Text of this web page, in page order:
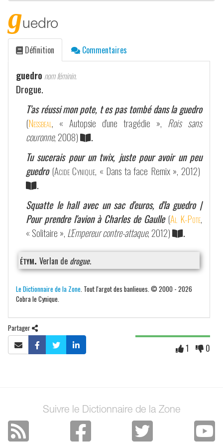
guedro
Définition Commentaires
guedro nom féminin.
Drogue.
T'as réussi mon pote, t es pas tombé dans la guedro
(Nessbeal, « Autopsie d'une tragédie », Rois sans
couronne, 2008)
.
Tu sucerais pour un twix, juste pour avoir un peu
guedro (Acide Cynique, « Dans ta face Remix », 2012)
.
Squatte le hall avec un sac d'euros, d'la guedro |
Pour prendre l'avion à Charles de Gaulle (Al K-Pote,
« Solitaire », L'Empereur contre-attaque, 2012)
.
étym. Verlan de drogue.
Le Dictionnaire de la Zone . Tout l'argot des banlieues. © 2000 - 2026
Cobra le Cynique.
Partager
1 0
Suivre le Dictionnaire de la Zone